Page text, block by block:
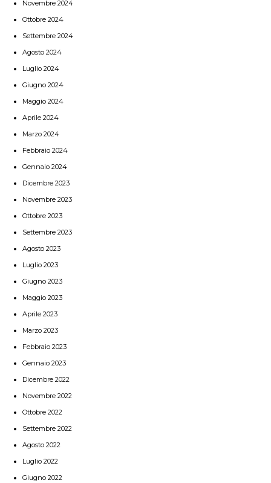
Novembre 2024
Ottobre 2024
Settembre 2024
Agosto 2024
Luglio 2024
Giugno 2024
Maggio 2024
Aprile 2024
Marzo 2024
Febbraio 2024
Gennaio 2024
Dicembre 2023
Novembre 2023
Ottobre 2023
Settembre 2023
Agosto 2023
Luglio 2023
Giugno 2023
Maggio 2023
Aprile 2023
Marzo 2023
Febbraio 2023
Gennaio 2023
Dicembre 2022
Novembre 2022
Ottobre 2022
Settembre 2022
Agosto 2022
Luglio 2022
Giugno 2022